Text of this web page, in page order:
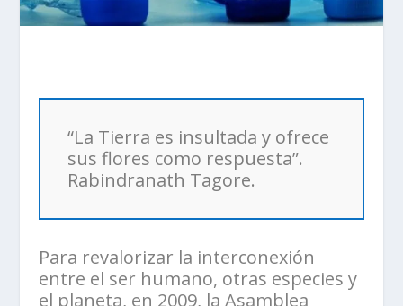
“La Tierra es insultada y ofrece
sus flores como respuesta”.
Rabindranath Tagore.
Para revalorizar la interconexión
entre el ser humano, otras especies y
el planeta, en 2009, la Asamblea